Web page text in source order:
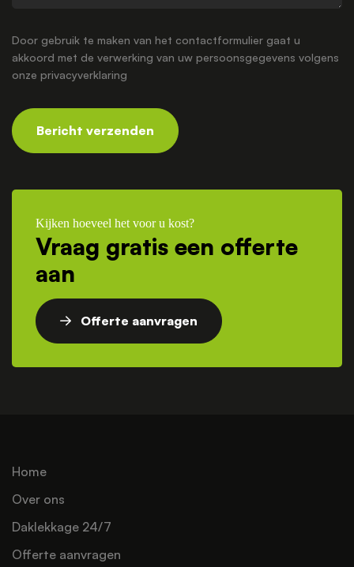
Door gebruik te maken van het contactformulier gaat u
akkoord met de verwerking van uw persoonsgegevens volgens
onze privacyverklaring
Bericht verzenden
Kijken hoeveel het voor u kost?
Vraag gratis een offerte
aan
Offerte aanvragen
Home
Over ons
Daklekkage 24/7
Offerte aanvragen